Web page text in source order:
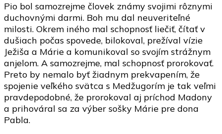
Pio bol samozrejme človek známy svojimi rôznymi
duchovnými darmi. Boh mu dal neuveriteľné
milosti. Okrem iného mal schopnosť liečiť, čítať v
dušiach počas spovede, bilokoval, prežíval vízie
Ježiša a Márie a komunikoval so svojím strážnym
anjelom. A samozrejme, mal schopnosť prorokovať.
Preto by nemalo byť žiadnym prekvapením, že
spojenie veľkého svätca s Medžugorím je tak veľmi
pravdepodobné, že prorokoval aj príchod Madony
a prihováral sa za výber sošky Márie pre dona
Pabla.